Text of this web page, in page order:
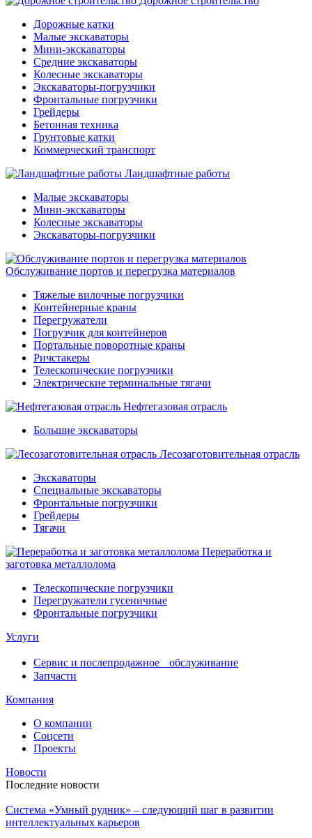
Дорожные катки
Малые экскаваторы
Мини-экскаваторы
Средние экскаваторы
Колесные экскаваторы
Экскаваторы-погрузчики
Фронтальные погрузчики
Грейдеры
Бетонная техника
Грунтовые катки
Коммерческий транспорт
Ландшафтные работы
Малые экскаваторы
Мини-экскаваторы
Колесные экскаваторы
Экскаваторы-погрузчики
Обслуживание портов и перегрузка материалов
Тяжелые вилочные погрузчики
Контейнерные краны
Перегружатели
Погрузчик для контейнеров
Портальные поворотные краны
Ричстакеры
Телескопические погрузчики
Электрические терминальные тягачи
Нефтегазовая отрасль
Большие экскаваторы
Лесозаготовительная отрасль
Экскаваторы
Специальные экскаваторы
Фронтальные погрузчики
Грейдеры
Тягачи
Переработка и
заготовка металлолома
Телескопические погрузчики
Перегружатели гусеничные
Фронтальные погрузчики
Услуги
Сервис и послепродажное обслуживание
Запчасти
Компания
О компании
Соцсети
Проекты
Новости
Последние новости
Система «Умный рудник» – следующий шаг в развитии
интеллектуальных карьеров